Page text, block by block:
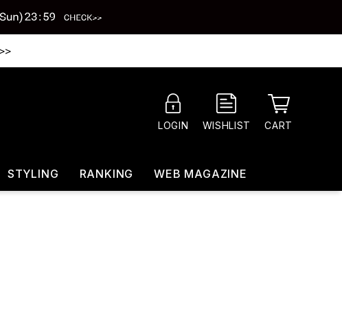
LOGIN WISHLIST CART
STYLING RANKING WEB MAGAZINE